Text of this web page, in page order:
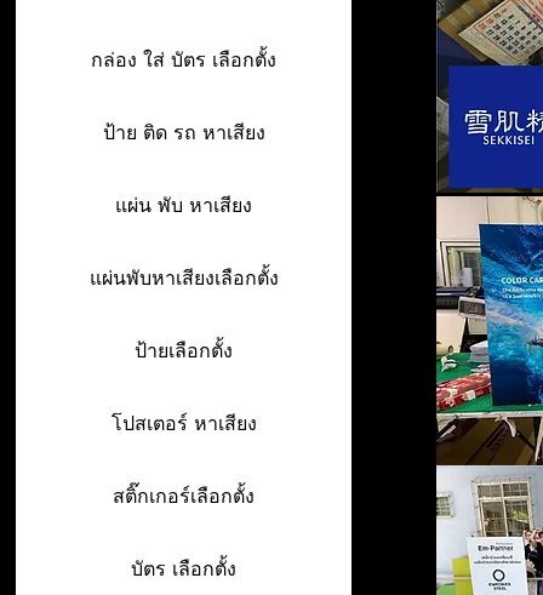
กล่อง ใส่ บัตร เลือกตั้ง
ป้าย ติด รถ หาเสียง
แผ่น พับ หาเสียง
แผ่นพับหาเสียงเลือกตั้ง
ป้ายเลือกตั้ง
โปสเตอร์ หาเสียง
สติ๊กเกอร์เลือกตั้ง
บัตร เลือกตั้ง